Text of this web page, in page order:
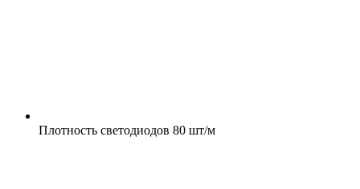
Плотность светодиодов 80 шт/м